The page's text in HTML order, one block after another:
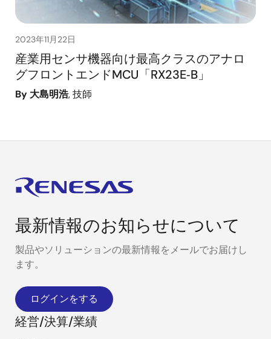
2023年11月22日
産業用センサ機器向け最高クラスのアナロ
グフロントエンドMCU「RX23E‑B」
By 大島明浩, 技師
最新情報のお知らせについて
製品やソリューションの最新情報をメールでお届けし
ます。
ログインをする
経営/決算/業績